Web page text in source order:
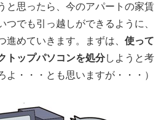
と思ったら、今のアパートの家賃
つでも引っ越しができるように、
進めていきます。まずは、 使って
トップパソコンを処分しようと考
よ・・・とも思いますが・・・）